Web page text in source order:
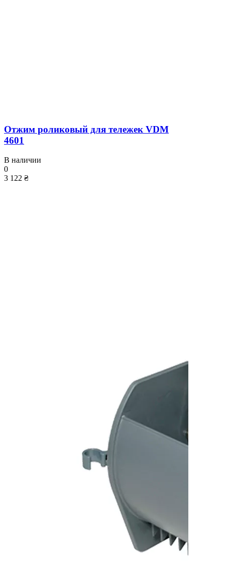
Отжим роликовый для тележек VDM
4601
В наличии
0
3 122 ₴